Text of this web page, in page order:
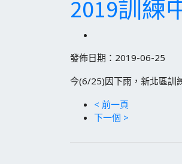
2019訓練
發佈日期：2019-06-25
今(6/25)因下雨，新北區訓
< 前一頁
下一個 >